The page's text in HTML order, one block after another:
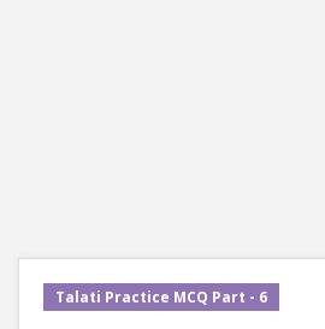
Talati Practice MCQ Part - 6